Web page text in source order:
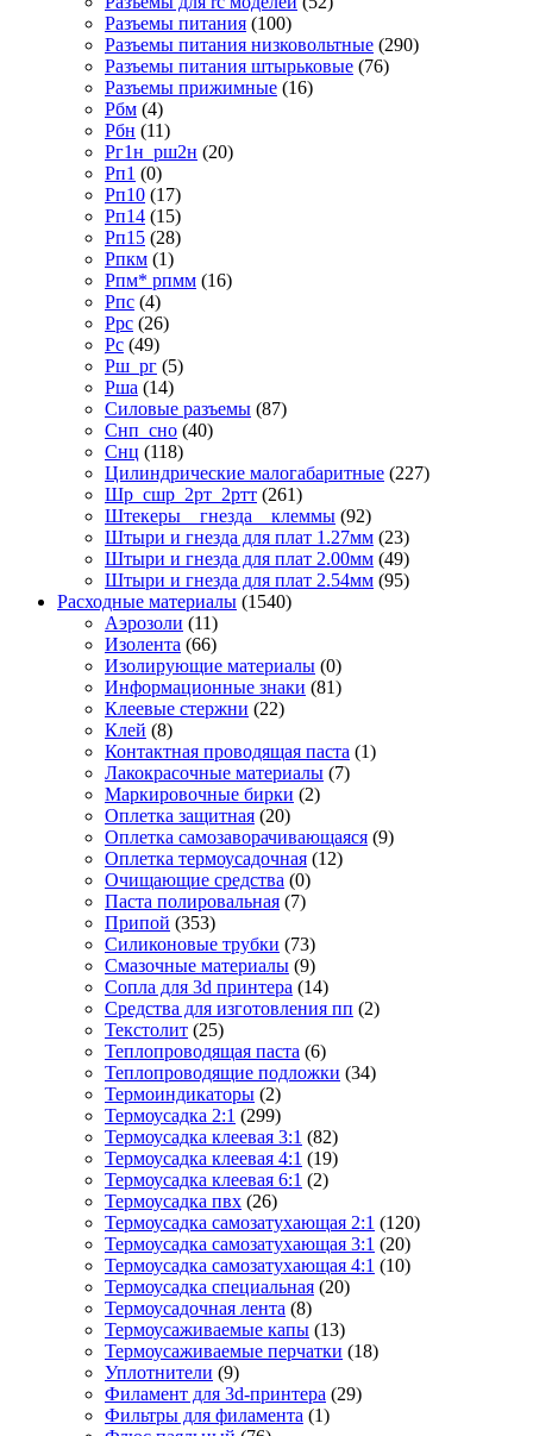
Разъемы питания (100)
Разъемы питания низковольтные (290)
Разъемы питания штырьковые (76)
Разъемы прижимные (16)
Рбм (4)
Рбн (11)
Рг1н_рш2н (20)
Рп1 (0)
Рп10 (17)
Рп14 (15)
Рп15 (28)
Рпкм (1)
Рпм* рпмм (16)
Рпс (4)
Ррс (26)
Рс (49)
Рш_рг (5)
Рша (14)
Силовые разъемы (87)
Снп_сно (40)
Снц (118)
Цилиндрические малогабаритные (227)
Шр_сшр_2рт_2ртт (261)
Штекеры _ гнезда _ клеммы (92)
Штыри и гнезда для плат 1.27мм (23)
Штыри и гнезда для плат 2.00мм (49)
Штыри и гнезда для плат 2.54мм (95)
Расходные материалы (1540)
Аэрозоли (11)
Изолента (66)
Изолирующие материалы (0)
Информационные знаки (81)
Клеевые стержни (22)
Клей (8)
Контактная проводящая паста (1)
Лакокрасочные материалы (7)
Маркировочные бирки (2)
Оплетка защитная (20)
Оплетка самозаворачивающаяся (9)
Оплетка термоусадочная (12)
Очищающие средства (0)
Паста полировальная (7)
Припой (353)
Силиконовые трубки (73)
Смазочные материалы (9)
Сопла для 3d принтера (14)
Средства для изготовления пп (2)
Текстолит (25)
Теплопроводящая паста (6)
Теплопроводящие подложки (34)
Термоиндикаторы (2)
Термоусадка 2:1 (299)
Термоусадка клеевая 3:1 (82)
Термоусадка клеевая 4:1 (19)
Термоусадка клеевая 6:1 (2)
Термоусадка пвх (26)
Термоусадка самозатухающая 2:1 (120)
Термоусадка самозатухающая 3:1 (20)
Термоусадка самозатухающая 4:1 (10)
Термоусадка специальная (20)
Термоусадочная лента (8)
Термоусаживаемые капы (13)
Термоусаживаемые перчатки (18)
Уплотнители (9)
Филамент для 3d-принтера (29)
Фильтры для филамента (1)